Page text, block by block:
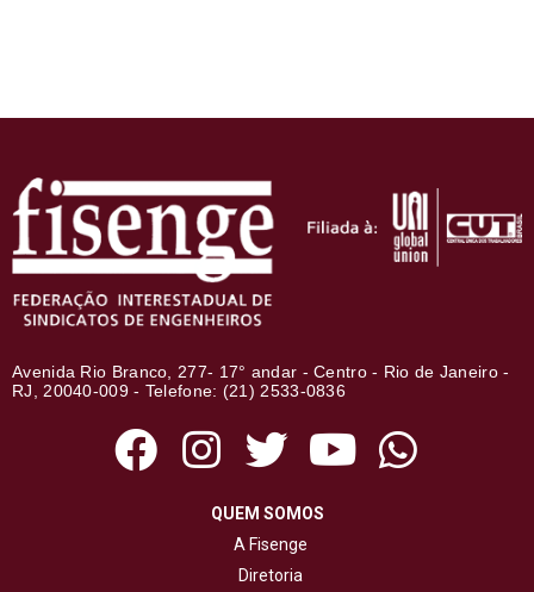
Avenida Rio Branco, 277- 17° andar - Centro - Rio de Janeiro -
RJ, 20040-009 - Telefone: (21) 2533-0836
QUEM SOMOS
A Fisenge
Diretoria